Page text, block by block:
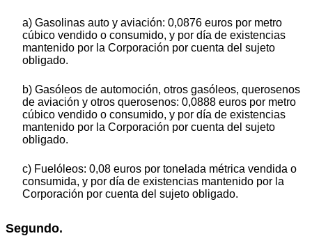
a) Gasolinas auto y aviación: 0,0876 euros por metro
cúbico vendido o consumido, y por día de existencias
mantenido por la Corporación por cuenta del sujeto
obligado.
b) Gasóleos de automoción, otros gasóleos, querosenos
de aviación y otros querosenos: 0,0888 euros por metro
cúbico vendido o consumido, y por día de existencias
mantenido por la Corporación por cuenta del sujeto
obligado.
c) Fuelóleos: 0,08 euros por tonelada métrica vendida o
consumida, y por día de existencias mantenido por la
Corporación por cuenta del sujeto obligado.
Segundo.